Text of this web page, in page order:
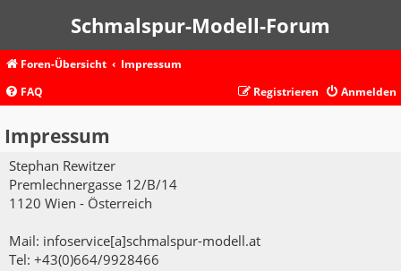
Schmalspur-Modell-Forum
Foren-Übersicht
Impressum
FAQ
Anmelden
Registrieren
Impressum
Stephan Rewitzer
Premlechnergasse 12/B/14
1120 Wien - Österreich
Mail: infoservice[a]schmalspur-modell.at
Tel: +43(0)664/9928466